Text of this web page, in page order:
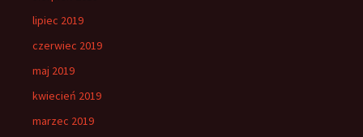
lipiec 2019
czerwiec 2019
maj 2019
kwiecień 2019
marzec 2019